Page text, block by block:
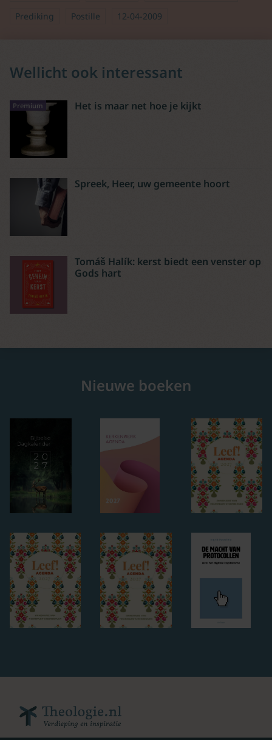
Prediking
Postille 12-04-2009
Wellicht ook interessant
Premium Het is maar net hoe je kijkt
Spreek, Heer, uw gemeente hoort
Tomáš Halík: kerst biedt een venster op
Gods hart
Nieuwe boeken